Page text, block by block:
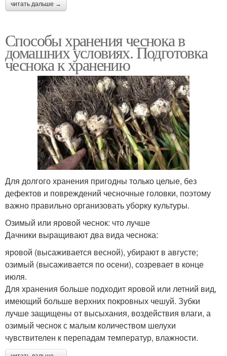
читать дальше →
Способы хранения чеснока в
домашних условиях. Подготовка
чеснока к хранению
Для долгого хранения пригодны только целые, без
дефектов и повреждений чесночные головки, поэтому
важно правильно организовать уборку культуры.
Озимый или яровой чеснок: что лучше
Дачники выращивают два вида чеснока:
яровой (высаживается весной), убирают в августе;
озимый (высаживается по осени), созревает в конце
июля.
Для хранения больше подходит яровой или летний вид,
имеющий больше верхних покровных чешуй. Зубки
лучше защищены от высыхания, воздействия влаги, а
озимый чеснок с малым количеством шелухи
чувствителен к перепадам температур, влажности.